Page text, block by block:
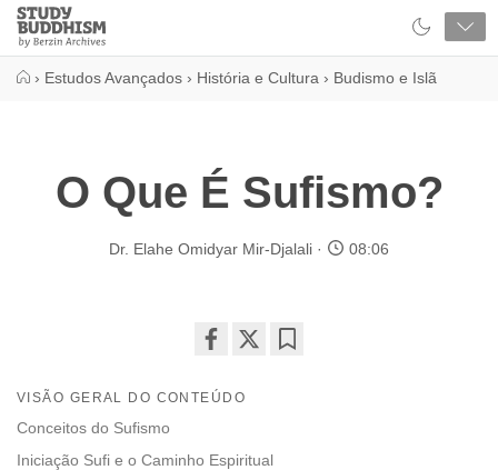
Close
Study
Buddhism
› Estudos Avançados › História e Cultura › Budismo e Islã
O Que É Sufismo?
Dr. Elahe Omidyar Mir-Djalali 08:06
on
VISÃO GERAL DO CONTEÚDO
Conceitos do Sufismo
Iniciação Sufi e o Caminho Espiritual